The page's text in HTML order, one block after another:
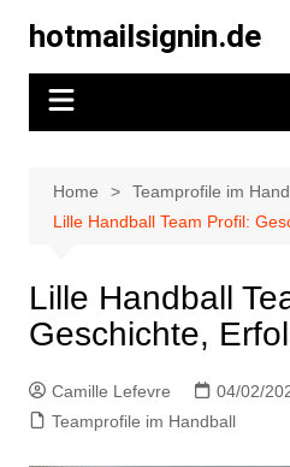
content
hotmailsignin.de
Home
Teamprofile im
Lille Handball Team Profil:
Lille Handball
Geschichte,
Camille Lefevre 04/02/
Teamprofile im Handball